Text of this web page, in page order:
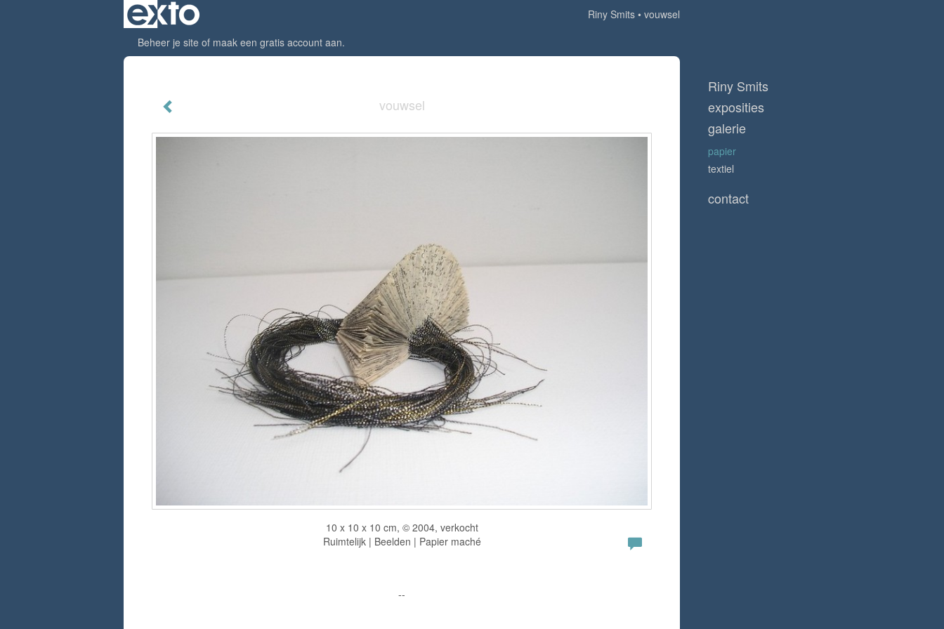
Riny Smits
vouwsel
Beheer je site of maak een gratis account aan.
vouwsel
10 x 10 x 10 cm, © 2004, verkocht
Ruimtelijk | Beelden | Papier maché
--
Riny Smits
exposities
galerie
papier
textiel
contact